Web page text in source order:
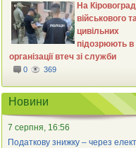
На
військового
цивільних
підозрюють в
організації втеч зі служби
0 369
Новини
7 серпня, 16:56
Податкову знижку – через